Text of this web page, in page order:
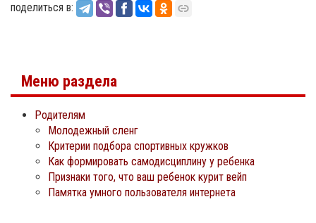
поделиться в:
Меню раздела
Родителям
Молодежный сленг
Критерии подбора спортивных кружков
Как формировать самодисциплину у ребенка
Признаки того, что ваш ребенок курит вейп
Памятка умного пользователя интернета